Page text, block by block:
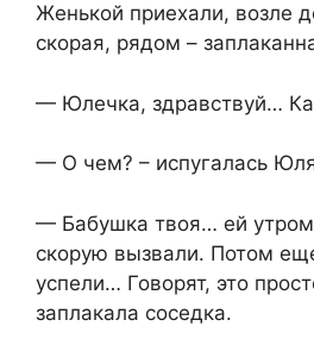
Женькой приехали, возле
скорая, рядом –
— Юлечка, здравствуй…
— О чем? – испугалась
— Бабушка твоя… ей утром
скорую вызвали. Потом
успели… Говорят, это
заплакала соседка.